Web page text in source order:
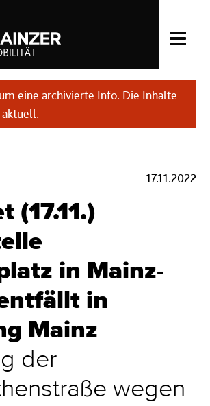
eine archivierte Info. Die Inhalte
17.11.2022
(17.11.)
in Mainz-
in
Mainz
der
wegen